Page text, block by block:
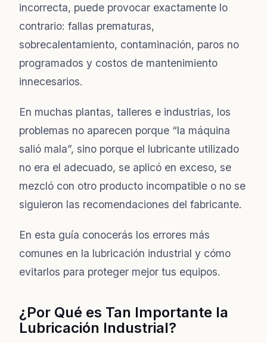
incorrecta, puede provocar exactamente lo
contrario: fallas prematuras,
sobrecalentamiento, contaminación, paros no
programados y costos de mantenimiento
innecesarios.
En muchas plantas, talleres e industrias, los
problemas no aparecen porque “la máquina
salió mala”, sino porque el lubricante utilizado
no era el adecuado, se aplicó en exceso, se
mezcló con otro producto incompatible o no se
siguieron las recomendaciones del fabricante.
En esta guía conocerás los errores más
comunes en la lubricación industrial y cómo
evitarlos para proteger mejor tus equipos.
¿Por Qué es Tan Importante la
Lubricación Industrial?